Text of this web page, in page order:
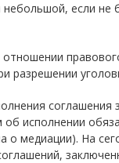
если
разрешении
об исполнении
о медиации). На